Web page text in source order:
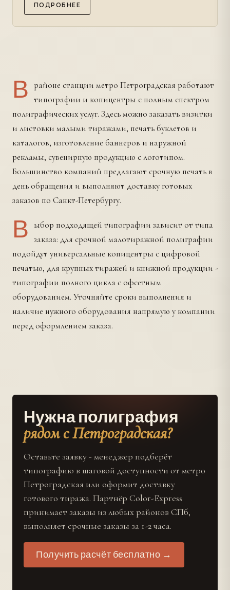
ПОДРОБНЕЕ
В районе станции метро Петроградская работают
типографии и копицентры с полным спектром
полиграфических услуг. Здесь можно заказать визитки
и листовки малыми тиражами, печать буклетов и
каталогов, изготовление баннеров и наружной
рекламы, сувенирную продукцию с логотипом.
Большинство компаний предлагают срочную печать в
день обращения и выполняют доставку готовых
заказов по Санкт-Петербургу.
В
ыбор подходящей типографии зависит от типа
заказа: для срочной малотиражной полиграфии
подойдут универсальные копицентры с цифровой
печатью, для крупных тиражей и книжной продукции -
типографии полного цикла с офсетным
оборудованием. Уточняйте сроки выполнения и
наличие нужного оборудования напрямую у компании
перед оформлением заказа.
Нужна полиграфия
рядом с Петроградская?
Оставьте заявку - менеджер подберёт
типографию в шаговой доступности от метро
Петроградская или оформит доставку
готового тиража. Партнёр Color-Express
принимает заказы из любых районов СПб,
выполняет срочные заказы за 1-2 часа.
Получить расчёт бесплатно →